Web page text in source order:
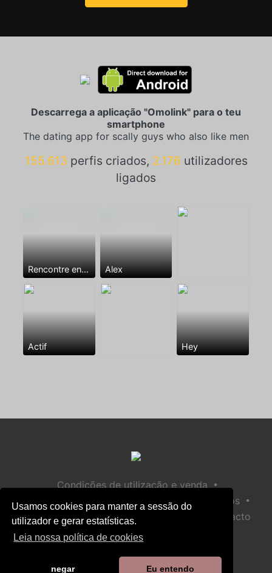
Usamos cookies para manter a sessão do
utilizador e gerar estatísticas.
Leia nossa política de cookies
negar Eu entendo
Descarrega a aplicação "Omolink" para o teu
smartphone
The dating app for scally guys who also like men
155.613 perfis criados, 2.176 utilizadores
ligados
Rencontre entre mecs Alex
Actif Hey
Condições de utilização e venda •
Política de privacidade Política de Biscoitos •
Política de Segurança Infantil Ajuda / Contacto